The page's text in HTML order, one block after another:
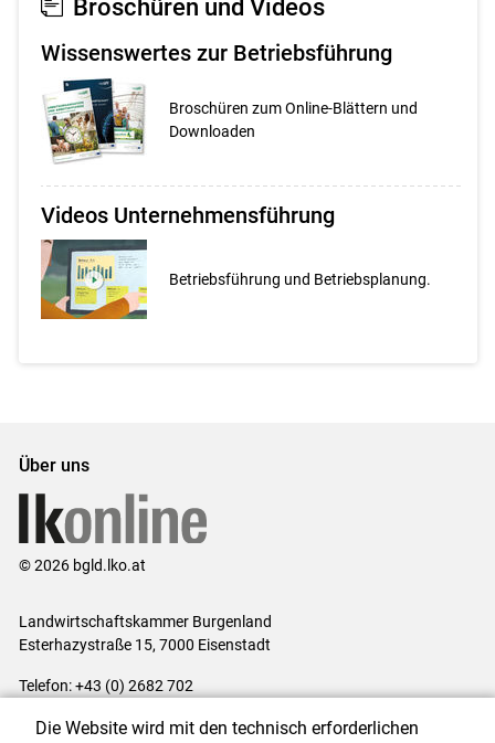
Broschüren und Videos
Wissenswertes zur Betriebs­führung
Broschüren zum Online-Blättern und
Downloaden
Videos Unternehmensführung
Betriebsführung und Betriebsplanung.
Über uns
© 2026 bgld.lko.at
Landwirtschaftskammer Burgenland
Esterhazystraße 15, 7000 Eisenstadt
Telefon: +43 (0) 2682 702
Die Website wird mit den technisch erforderlichen